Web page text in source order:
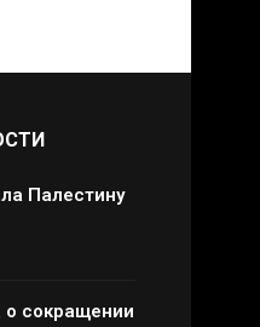
Палестину
сокращении